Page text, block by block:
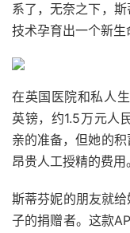
系了，无奈之下，
技术孕育出一个新生
在英国医院和私人
英镑，约1.5万元人
亲的准备，但她的
昂贵人工授精的费用。
斯蒂芬妮的朋友就
子的捐赠者。这款